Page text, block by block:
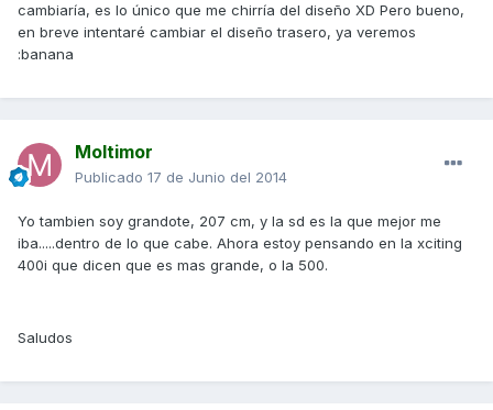
cambiaría, es lo único que me chirría del diseño XD Pero bueno,
en breve intentaré cambiar el diseño trasero, ya veremos
:banana
Moltimor
Publicado 17 de Junio del 2014
Yo tambien soy grandote, 207 cm, y la sd es la que mejor me
iba.....dentro de lo que cabe. Ahora estoy pensando en la xciting
400i que dicen que es mas grande, o la 500.
Saludos